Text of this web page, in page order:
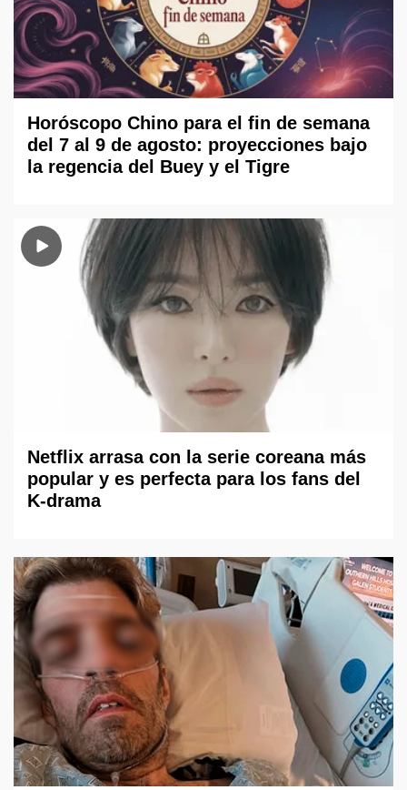
Horóscopo Chino para el fin de semana
del 7 al 9 de agosto: proyecciones bajo
la regencia del Buey y el Tigre
Netflix arrasa con la serie coreana más
popular y es perfecta para los fans del
K-drama